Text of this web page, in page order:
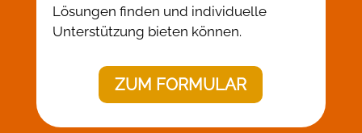
Lösungen finden und individuelle
Unterstützung bieten können.
ZUM FORMULAR